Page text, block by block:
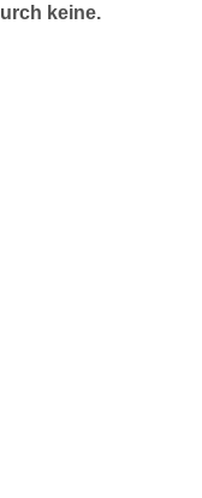
keine.